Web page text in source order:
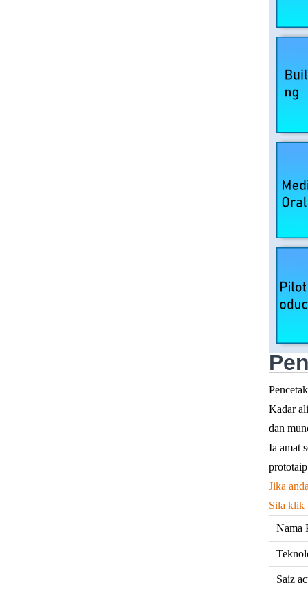
Kadar
dan
Ia amat
Jika
Sila klik
Nama
Saiz